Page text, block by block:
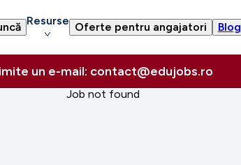
Resurse Oferte pentru angajatori Blog
un e-mail: contact@edujobs.ro
Job not found